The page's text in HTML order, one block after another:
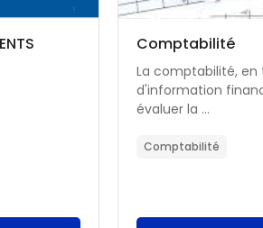
Catégorie de cours
Nom du cours
Comptabilité
Résumé du cours :
La comptabilité,
d'information
évaluer la ...
Comptabilité